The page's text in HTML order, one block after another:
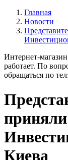
Главная
Новости
Интернет-
работает. По
обращаться по
Киева